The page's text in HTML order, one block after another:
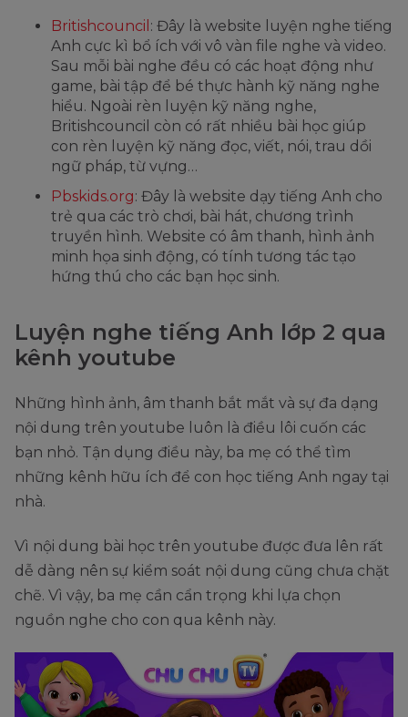
Britishcouncil : Đây là website luyện nghe tiếng
Anh cực kì bổ ích với vô vàn file nghe và video.
Sau mỗi bài nghe đều có các hoạt động như
game, bài tập để bé thực hành kỹ năng nghe
hiểu. Ngoài rèn luyện kỹ năng nghe,
Britishcouncil còn có rất nhiều bài học giúp
con rèn luyện kỹ năng đọc, viết, nói, trau dồi
ngữ pháp, từ vựng…
Pbskids.org: Đây là website dạy tiếng Anh cho
trẻ qua các trò chơi, bài hát, chương trình
truyền hình. Website có âm thanh, hình ảnh
minh họa sinh động, có tính tương tác tạo
hứng thú cho các bạn học sinh.
Luyện nghe tiếng Anh lớp 2 qua
kênh youtube
Những hình ảnh, âm thanh bắt mắt và sự đa dạng
nội dung trên youtube luôn là điều lôi cuốn các
bạn nhỏ. Tận dụng điều này, ba mẹ có thể tìm
những kênh hữu ích để con học tiếng Anh ngay tại
nhà.
Vì nội dung bài học trên youtube được đưa lên rất
dễ dàng nên sự kiểm soát nội dung cũng chưa chặt
chẽ. Vì vậy, ba mẹ cần cẩn trọng khi lựa chọn
nguồn nghe cho con qua kênh này.